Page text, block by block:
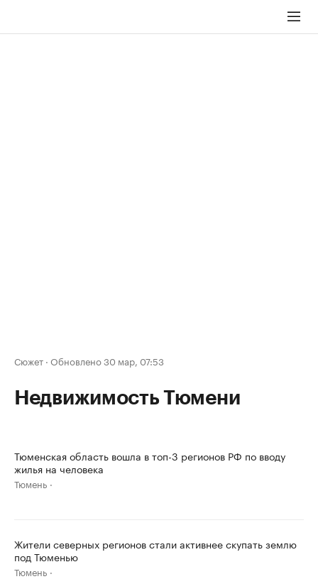
Сюжет · Обновлено 30 мар, 07:53
Недвижимость Тюмени
Тюменская область вошла в топ-3 регионов РФ по вводу
жилья на человека
Тюмень
Жители северных регионов стали активнее скупать землю
под Тюменью
Тюмень